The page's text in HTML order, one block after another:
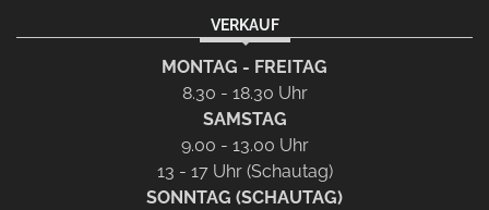
VERKAUF
MONTAG - FREITAG
8.30 - 18.30 Uhr
SAMSTAG
9.00 - 13.00 Uhr
13 - 17 Uhr (Schautag)
SONNTAG (SCHAUTAG)